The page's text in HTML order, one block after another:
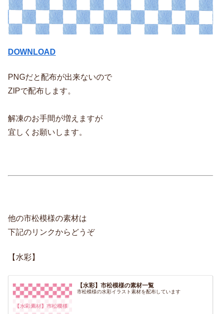
DOWNLOAD
PNGだと配布が出来ないので
ZIPで配布します。
解凍のお手間が増えますが
宜しくお願いします。
他の市松模様の素材は
下記のリンクからどうぞ
【水彩】
【水彩】市松模様の素材一覧
市松模様の水彩イラスト素材を配布しています